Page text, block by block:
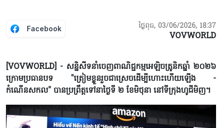
Facebook ថ្ងៃពុធ, 03/06/2026, 18:37
VOVWORLD
[VOVWORLD] - សន្និសីទនាំចេញពាណិជ្ជកម្មអេឡិចត្រូនិកឆ្នាំ ២០២៦
ក្រោម​ប្រធានបទ "ត្រៀមខ្លួនរួចជាស្រេចដើម្បី​ហោះហើយ​ឡើង -
កំណើនសកល" បាន​ប្រព្រឹត្តទៅនាថ្ងៃទី ២ ខែមិថុនា នៅទីក្រុងហូជីមិញ។